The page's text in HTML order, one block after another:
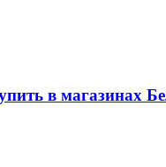
в магазинах